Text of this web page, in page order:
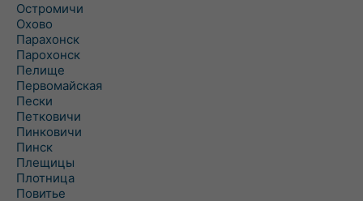
Остромичи
Охово
Парахонск
Парохонск
Пелище
Первомайская
Пески
Петковичи
Пинковичи
Пинск
Плещицы
Плотница
Повитье